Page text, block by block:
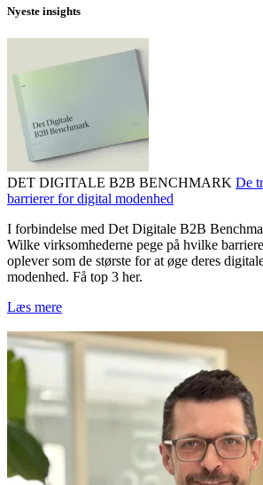
Nyeste insights
DET DIGITALE B2B BENCHMARK De
barrierer for digital modenhed
I forbindelse med Det Digitale B2B
Wilke virksomhederne pege på hvilke
oplever som de største for at øge deres
modenhed. Få top 3 her.
Læs mere